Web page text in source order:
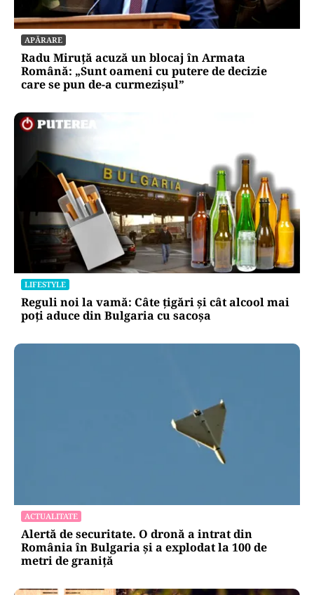
APĂRARE
Radu Miruță acuză un blocaj în Armata
Română: „Sunt oameni cu putere de decizie
care se pun de-a curmezișul”
LIFESTYLE
Reguli noi la vamă: Câte țigări și cât alcool mai
poți aduce din Bulgaria cu sacoșa
ACTUALITATE
Alertă de securitate. O dronă a intrat din
România în Bulgaria şi a explodat la 100 de
metri de graniţă